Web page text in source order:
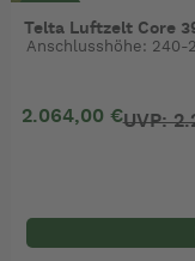
Telta Luftzelt Core
Anschlusshöhe: 240-
2.064,00 €UVP: